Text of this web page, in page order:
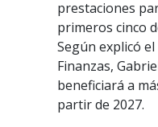
prestaciones
primeros cinco
Según explicó
Finanzas,
beneficiará a
partir de 2027.